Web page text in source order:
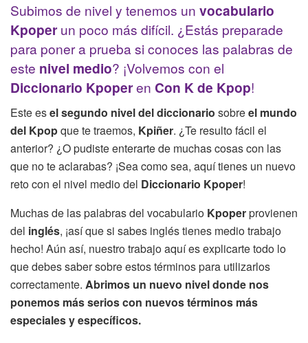
Subimos de nivel y tenemos un vocabulario
Kpoper un poco más difícil. ¿Estás preparade
para poner a prueba si conoces las palabras de
este nivel medio? ¡Volvemos con el
Diccionario Kpoperen Con K de Kpop!
Este esel segundo nivel del diccionario sobreel mundo
del Kpopque te traemos, Kpiñer. ¿Te resulto fácil el
anterior? ¿O pudiste enterarte de muchas cosas con las
que no te aclarabas? ¡Sea como sea, aquí tienes un nuevo
reto con el nivel medio del Diccionario Kpoper!
Muchas de las palabras del vocabulario Kpoperprovienen
del inglés, ¡así que si sabes inglés tienes medio trabajo
hecho! Aún así, nuestro trabajo aquí es explicarte todo lo
que debes saber sobre estos términos para utilizarlos
correctamente. Abrimos un nuevo nivel donde nos
ponemos más serios con nuevos términos más
especiales y específicos.